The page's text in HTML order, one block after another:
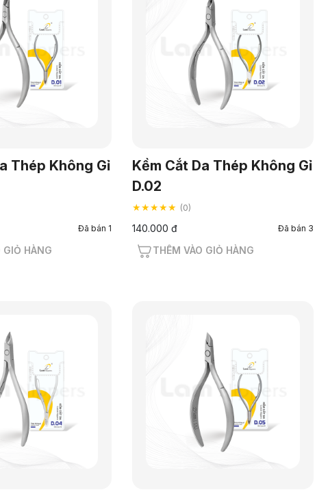
Thép Không Gỉ
Đã bán 1
GIỎ HÀNG
Kềm Cắt Da Thép Không Gỉ
D.02
★★★★★ (0)
140.000 đ Đã bán 3
THÊM VÀO GIỎ HÀNG